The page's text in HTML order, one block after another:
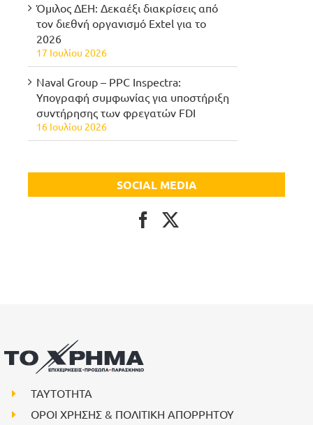
Όμιλος ΔΕΗ: Δεκαέξι διακρίσεις από
τον διεθνή οργανισμό Extel για το
2026
17 Ιουλίου 2026
Naval Group – PPC Inspectra:
Υπογραφή συμφωνίας για υποστήριξη
συντήρησης των φρεγατών FDI
16 Ιουλίου 2026
SOCIAL MEDIA
ΤΑΥΤΟΤΗΤΑ
ΟΡΟΙ ΧΡΗΣΗΣ & ΠΟΛΙΤΙΚΗ ΑΠΟΡΡΗΤΟΥ